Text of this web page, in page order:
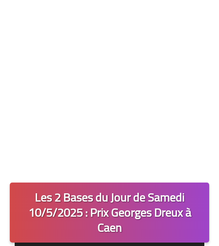
Les 2 Bases du Jour de Samedi
10/5/2025 : Prix Georges Dreux à
Caen